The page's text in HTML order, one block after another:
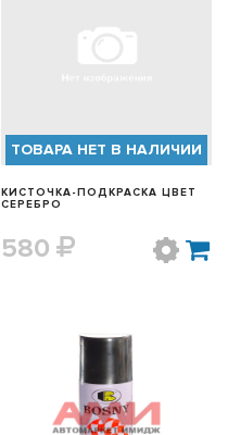
ТОВАРА НЕТ В НАЛИЧИИ
КИСТОЧКА-ПОДКРАСКА ЦВЕТ
СЕРЕБРО
580
БЫСТРЫЙ ПРОСМОТР